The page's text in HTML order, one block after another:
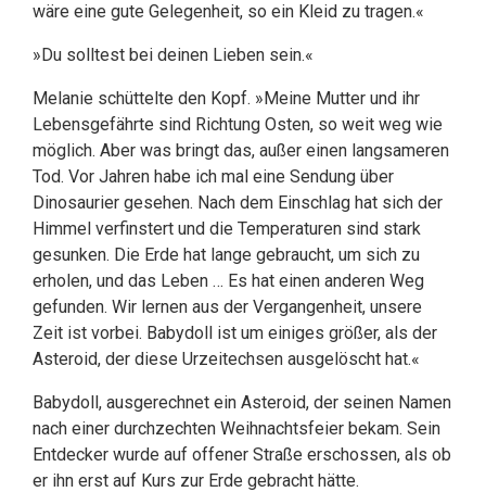
wäre eine gute Gelegenheit, so ein Kleid zu tragen.«
»Du solltest bei deinen Lieben sein.«
Melanie schüttelte den Kopf. »Meine Mutter und ihr
Lebensgefährte sind Richtung Osten, so weit weg wie
möglich. Aber was bringt das, außer einen langsameren
Tod. Vor Jahren habe ich mal eine Sendung über
Dinosaurier gesehen. Nach dem Einschlag hat sich der
Himmel verfinstert und die Temperaturen sind stark
gesunken. Die Erde hat lange gebraucht, um sich zu
erholen, und das Leben … Es hat einen anderen Weg
gefunden. Wir lernen aus der Vergangenheit, unsere
Zeit ist vorbei. Babydoll ist um einiges größer, als der
Asteroid, der diese Urzeitechsen ausgelöscht hat.«
Babydoll, ausgerechnet ein Asteroid, der seinen Namen
nach einer durchzechten Weihnachtsfeier bekam. Sein
Entdecker wurde auf offener Straße erschossen, als ob
er ihn erst auf Kurs zur Erde gebracht hätte.